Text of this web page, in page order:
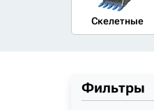
Скелетные
Фильтры